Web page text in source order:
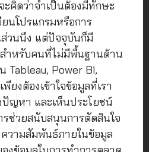
ะคิดว่าจำเป็นต้องมีทักษะ
นโปรแกรมหรือการ
วนนึง แต่ปัจจุบันก็มี
ำหรับคนที่ไม่มีพื้นฐานด้าน
Tableau, Power Bi,
ยงต้องเข้าใจข้อมูลที่เรา
ปัญหา และเห็นประโยชน์
ช่วยสนับสนุนการตัดสินใจ
วามสัมพันธ์ภายในข้อมูล